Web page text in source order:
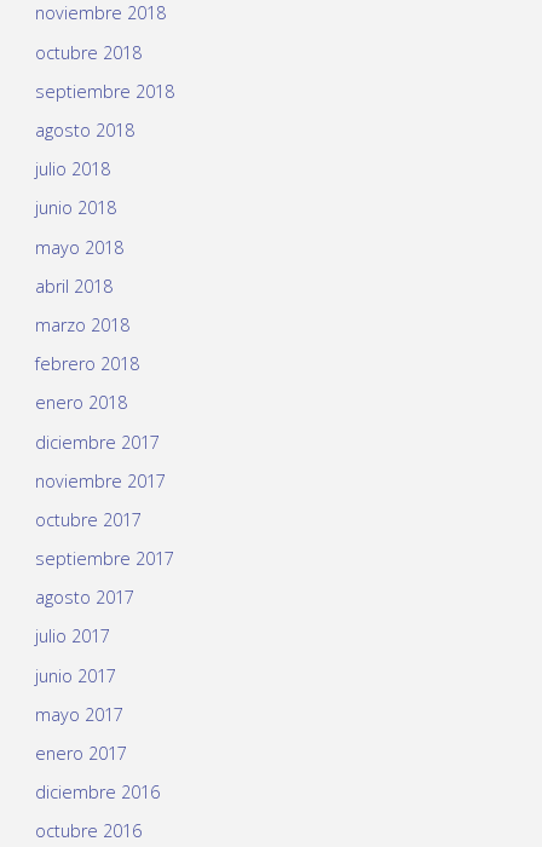
noviembre 2018
octubre 2018
septiembre 2018
agosto 2018
julio 2018
junio 2018
mayo 2018
abril 2018
marzo 2018
febrero 2018
enero 2018
diciembre 2017
noviembre 2017
octubre 2017
septiembre 2017
agosto 2017
julio 2017
junio 2017
mayo 2017
enero 2017
diciembre 2016
octubre 2016